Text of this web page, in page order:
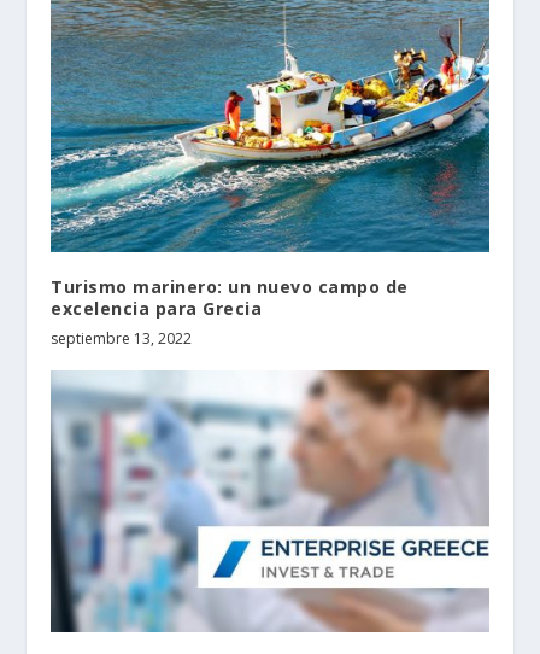
Turismo marinero: un nuevo campo de
excelencia para Grecia
septiembre 13, 2022